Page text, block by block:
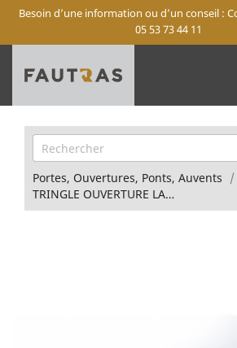
Besoin d’une information ou d’un conseil :
05 53 73 44 11
Portes, Ouvertures, Ponts, Auvents
TRINGLE OUVERTURE LATÉRALE Victorius, PONT Olympium